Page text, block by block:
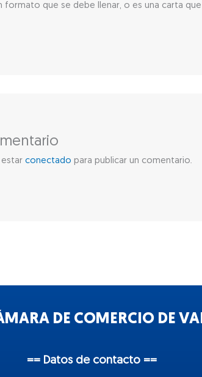
formato que se debe llenar, o es una carta
estarconectado para publicar un comentario.
DE COMERCIO DE
== Datos de contacto ==